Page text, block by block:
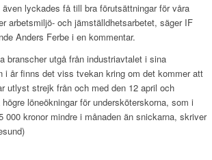
lyckades få till bra förutsättningar för våra
arbetsmiljö- och jämställdhetsarbetet, säger IF
Anders Ferbe i en kommentar.
branscher utgå från industriavtalet i sina
i år finns det viss tvekan kring om det kommer att
utlyst strejk från och med den 12 april och
löneökningar för undersköterskorna, som i
000 kronor mindre i månaden än snickarna, skriver